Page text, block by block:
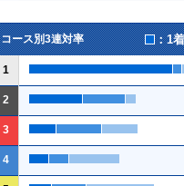
コース別3連対率 ：1
1
2
3
4